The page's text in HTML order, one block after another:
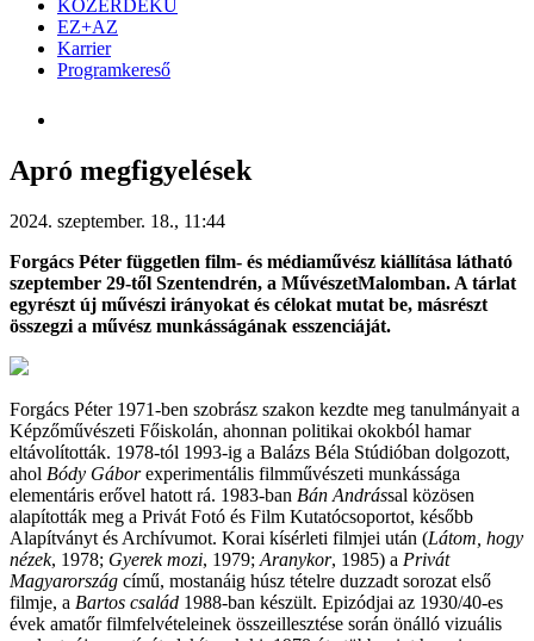
KÖZÉRDEKŰ
EZ+AZ
Karrier
Programkereső
Apró megfigyelések
2024. szeptember. 18., 11:44
Forgács Péter független film- és médiaművész kiállítása látható
szeptember 29-től Szentendrén, a MűvészetMalomban. A tárlat
egyrészt új művészi irányokat és célokat mutat be, másrészt
összegzi a művész munkásságának esszenciáját.
Forgács Péter 1971-ben szobrász szakon kezdte meg tanulmányait a
Képzőművészeti Főiskolán, ahonnan politikai okokból hamar
eltávolították. 1978-tól 1993-ig a Balázs Béla Stúdióban dolgozott,
ahol Bódy Gáborexperimentális filmművészeti munkássága
elementáris erővel hatott rá. 1983-ban Bán Andrással közösen
alapították meg a Privát Fotó és Film Kutatócsoportot, később
Alapítványt és Archívumot. Korai kísérleti filmjei után (Látom, hogy
nézek, 1978; Gyerek mozi, 1979; Aranykor, 1985) a Privát
Magyarország című, mostanáig húsz tételre duzzadt sorozat első
filmje, a Bartos család 1988-ban készült. Epizódjai az 1930/40-es
évek amatőr filmfelvételeinek összeillesztése során önálló vizuális